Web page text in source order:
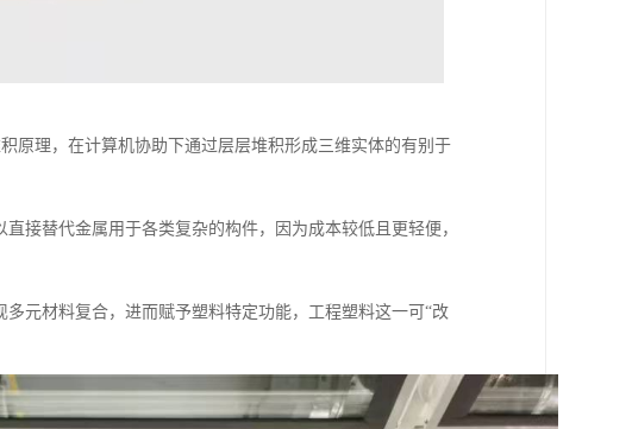
原理，在计算机协助下通过层层堆积形成三维实体的有别于
接替代金属用于各类复杂的构件，因为成本较低且更轻便，
元材料复合，进而赋予塑料特定功能，工程塑料这一可“改